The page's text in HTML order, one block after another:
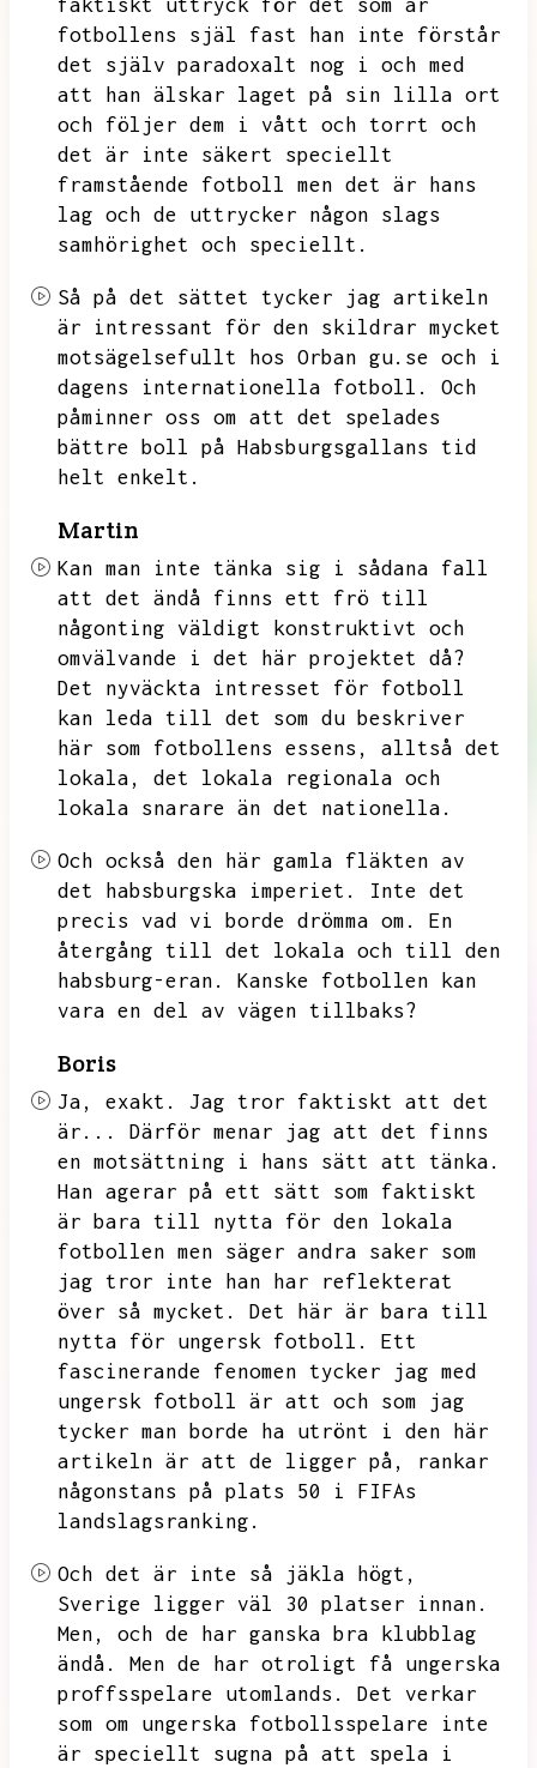
faktiskt uttryck för det som är
fotbollens själ fast han inte förstår
det själv paradoxalt nog i och med
att han älskar laget på sin lilla ort
och följer dem i vått och torrt och
det är inte säkert speciellt
framstående fotboll men det är hans
lag och de uttrycker någon slags
samhörighet och speciellt.
Så på det sättet tycker jag artikeln
är intressant för den skildrar mycket
motsägelsefullt hos Orban gu.se och i
dagens internationella fotboll.
Och
påminner oss om att det spelades
bättre boll på Habsburgsgallans tid
helt enkelt.
Martin
Kan man inte tänka sig i sådana fall
att det ändå finns ett frö till
någonting väldigt konstruktivt och
omvälvande i det här projektet då?
Det nyväckta intresset för fotboll
kan leda till det som du beskriver
här som fotbollens essens,
alltså det
lokala,
det lokala regionala och
lokala snarare än det nationella.
Och också den här gamla fläkten av
det habsburgska imperiet.
Inte det
precis vad vi borde drömma om.
En
återgång till det lokala och till den
habsburg-eran.
Kanske fotbollen kan
vara en del av vägen tillbaks?
Boris
Ja, exakt.
Jag tror faktiskt att det
är...
Därför menar jag att det finns
en motsättning i hans sätt att tänka.
Han agerar på ett sätt som faktiskt
är bara till nytta för den lokala
fotbollen men säger andra saker som
jag tror inte han har reflekterat
över så mycket.
Det här är bara till
nytta för ungersk fotboll.
Ett
fascinerande fenomen tycker jag med
ungersk fotboll är att och som jag
tycker man borde ha utrönt i den här
artikeln är att de ligger på,
rankar
någonstans på plats 50 i FIFAs
landslagsranking.
Och det är inte så jäkla högt,
Sverige ligger väl 30 platser innan.
Men,
och de har ganska bra klubblag
ändå.
Men de har otroligt få ungerska
proffsspelare utomlands.
Det verkar
som om ungerska fotbollsspelare inte
är speciellt sugna på att spela i